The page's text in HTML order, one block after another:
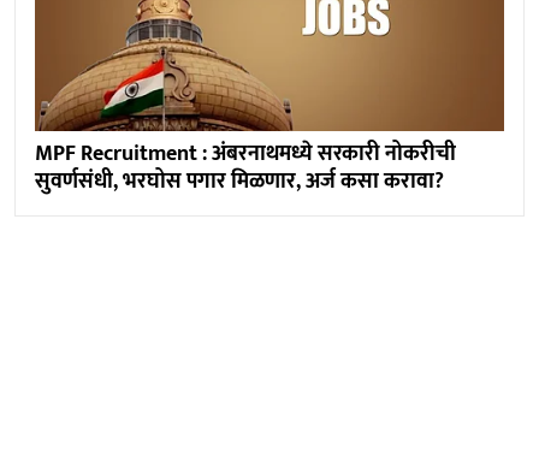
MPF Recruitment : अंबरनाथमध्ये सरकारी नोकरीची
सुवर्णसंधी, भरघोस पगार मिळणार, अर्ज कसा करावा?